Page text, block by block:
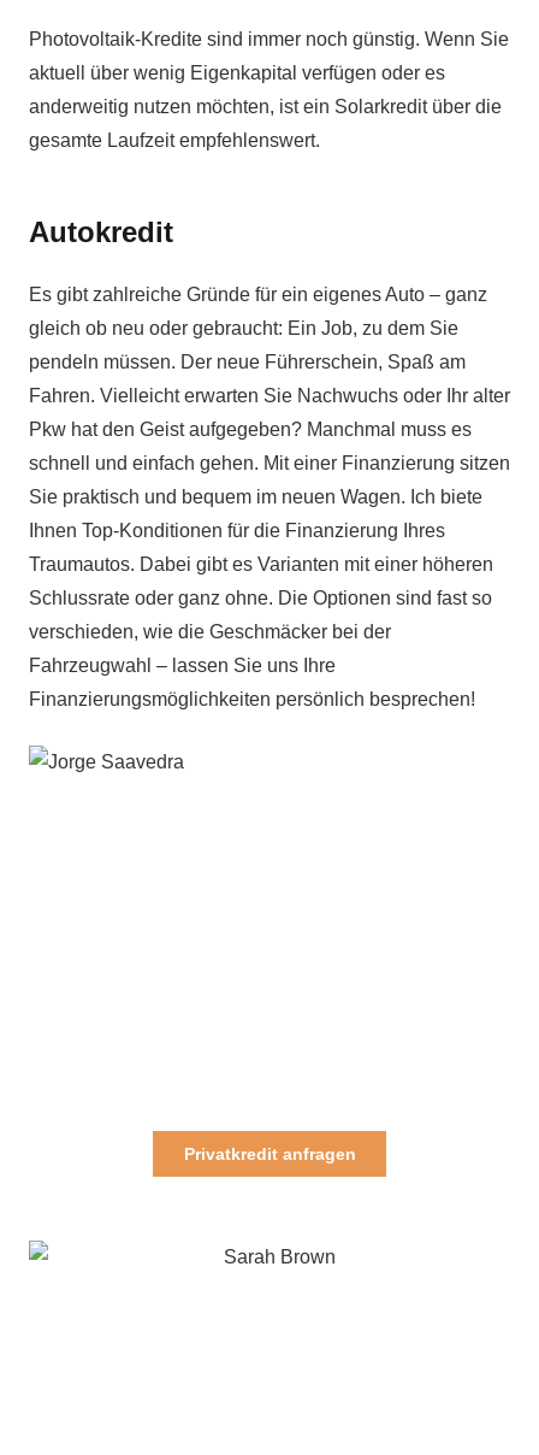
Photovoltaik-Kredite sind immer noch günstig. Wenn Sie
aktuell über wenig Eigenkapital verfügen oder es
anderweitig nutzen möchten, ist ein Solarkredit über die
gesamte Laufzeit empfehlenswert.
Autokredit
Es gibt zahlreiche Gründe für ein eigenes Auto – ganz
gleich ob neu oder gebraucht: Ein Job, zu dem Sie
pendeln müssen. Der neue Führerschein, Spaß am
Fahren. Vielleicht erwarten Sie Nachwuchs oder Ihr alter
Pkw hat den Geist aufgegeben? Manchmal muss es
schnell und einfach gehen. Mit einer Finanzierung sitzen
Sie praktisch und bequem im neuen Wagen. Ich biete
Ihnen Top-Konditionen für die Finanzierung Ihres
Traumautos. Dabei gibt es Varianten mit einer höheren
Schlussrate oder ganz ohne. Die Optionen sind fast so
verschieden, wie die Geschmäcker bei der
Fahrzeugwahl – lassen Sie uns Ihre
Finanzierungsmöglichkeiten persönlich besprechen!
Privatkredit anfragen